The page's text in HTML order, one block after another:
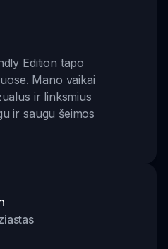
Edition tapo
Mano vaikai
ir linksmius
ir saugu šeimos